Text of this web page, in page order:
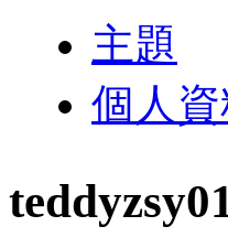
主題
個人